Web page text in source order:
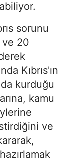
sorunu
ve 20
Kıbrıs'ın
kurduğu
kamu
ve